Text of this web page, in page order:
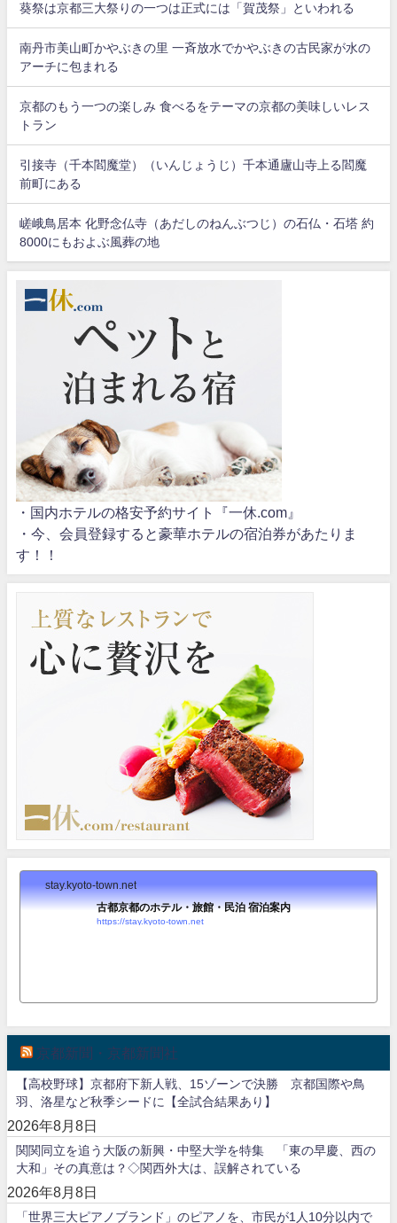
葵祭は京都三大祭りの一つは正式には「賀茂祭」といわれる
南丹市美山町かやぶきの里 一斉放水でかやぶきの古民家が水の
アーチに包まれる
京都のもう一つの楽しみ 食べるをテーマの京都の美味しいレス
トラン
引接寺（千本閻魔堂）（いんじょうじ）千本通廬山寺上る閻魔
前町にある
嵯峨鳥居本 化野念仏寺（あだしのねんぶつじ）の石仏・石塔 約
8000にもおよぶ風葬の地
・国内ホテルの格安予約サイト『一休.com』
・今、会員登録すると豪華ホテルの宿泊券があたりま
す！！
stay.kyoto-town.net
古都京都のホテル・旅館・民泊 宿泊案内
https://stay.kyoto-town.net
京都新聞・京都新聞社
【高校野球】京都府下新人戦、15ゾーンで決勝 京都国際や鳥
羽、洛星など秋季シードに【全試合結果あり】
2026年8月8日
関関同立を追う大阪の新興・中堅大学を特集 「東の早慶、西の
大和」その真意は？◇関西外大は、誤解されている
2026年8月8日
「世界三大ピアノブランド」のピアノを、市民が1人10分以内で